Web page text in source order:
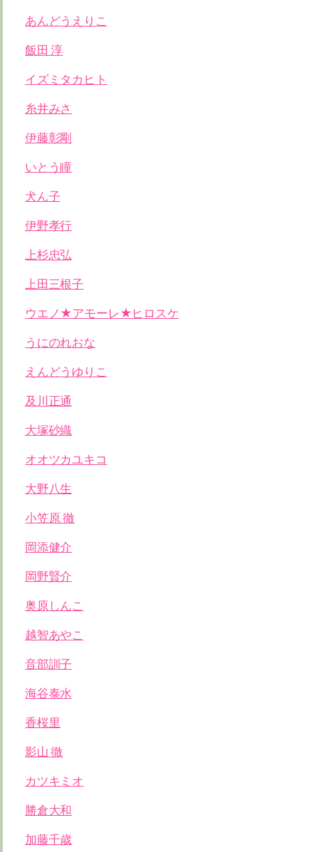
あんどうえりこ
飯田 淳
イズミタカヒト
糸井みさ
伊藤彰剛
いとう瞳
犬ん子
伊野孝行
上杉忠弘
上田三根子
ウエノ★アモーレ★ヒロスケ
うにのれおな
えんどうゆりこ
及川正通
大塚砂織
オオツカユキコ
大野八生
小笠原 徹
岡添健介
岡野賢介
奥原しんこ
越智あやこ
音部訓子
海谷泰水
香桜里
影山 徹
カツキミオ
勝倉大和
加藤千歳